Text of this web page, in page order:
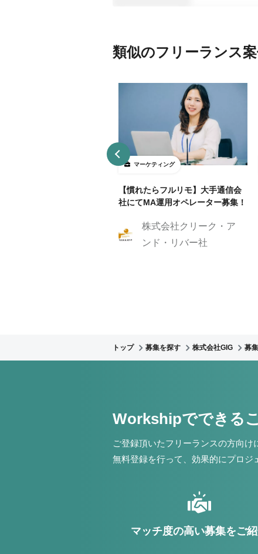
類似のフリーランス
マーケティング
【慣れたらフルリモ】大手通信会
社にてMA運用オペレーター募集！
株式会社クリーク・ア
ンド・リバー社
トップ 募集を探す 株式会社GIG 募集
Workshipでできる
ご登録頂いたフリーランスの方向け
無料登録を行って、効果的にプロジ
マッチ度の高い募集をご